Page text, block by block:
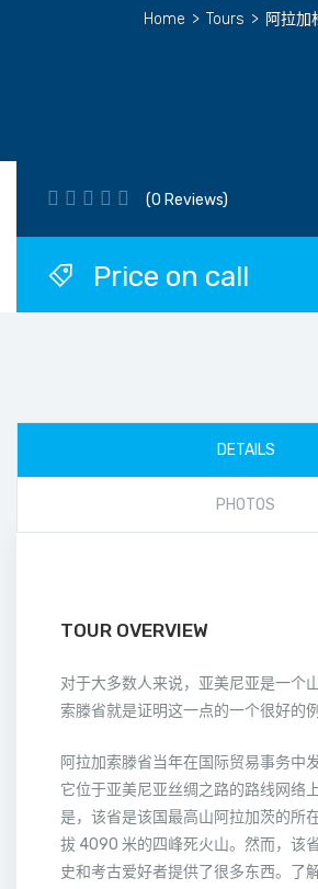
Home > Tours > 阿拉加
(0 Reviews)
Price on call
DETAILS
PHOTOS
TOUR OVERVIEW
对于大多数人来说，亚美尼亚是一个
索滕省就是证明这一点的一个很好的例
阿拉加索滕省当年在国际贸易事务中
它位于亚美尼亚丝绸之路的路线网络
是，该省是该国最高山阿拉加茨的所
拔 4090 米的四峰死火山。然而，该
史和考古爱好者提供了很多东西。了